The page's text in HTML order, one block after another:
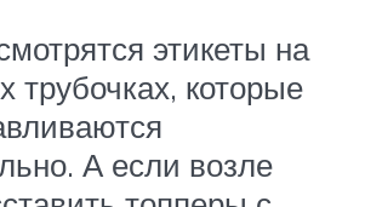
этикеты на
трубочках, которые
А если возле